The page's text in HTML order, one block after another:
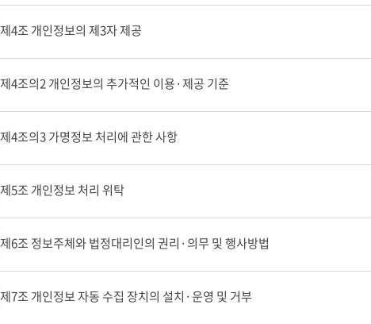
제4조 개인정보의 제3자 제공
제4조의2 개인정보의 추가적인 이용·제공 기준
제4조의3 가명정보 처리에 관한 사항
제5조 개인정보 처리 위탁
제6조 정보주체와 법정대리인의 권리·의무 및 행사방법
제7조 개인정보 자동 수집 장치의 설치·운영 및 거부